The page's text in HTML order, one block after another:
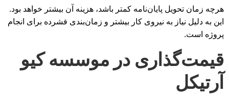
هرچه زمان تحویل پایان‌نامه کمتر باشد، هزینه آن بیشتر خواهد بود.
این به دلیل نیاز به نیروی کار بیشتر و زمان‌بندی فشرده برای انجام
پروژه است.
قیمت‌گذاری در موسسه کیو
آرتیکل